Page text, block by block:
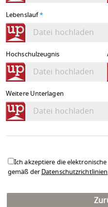
Lebenslauf*
Datei hochladen
Hochschulzeugnis
Datei hochladen
Weitere Unterlagen
Datei hochladen
Ich akzeptiere die
gemäß derDatenschutzrichtlinien